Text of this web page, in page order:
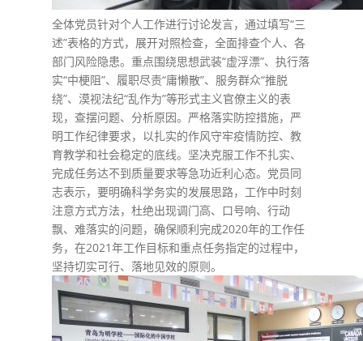
全体党员针对个人工作进行讨论发言，通过填写“三
述”表格的方式，展开对照检查，全面排查个人、各
部门风险隐患。重点围绕思想武装“虚浮漂”、执行落
实“中梗阻”、履职尽责“庸懒散”、服务群众“推脱
绕”、漠视法纪“乱作为”等形式主义官僚主义的表
现，查摆问题、分析原因。严格落实防控措施，严
明工作纪律要求，以扎实的作风守牢疫情防控、教
育教学和社会稳定的底线。坚决克服工作不扎实、
完成任务达不到质量要求等急功近利心态。党员同
志表示，要明确科学务实的发展思路，工作中时刻
注意方式方法，杜绝出现调门高、口号响、行动
飘、难落实的问题，确保顺利完成2020年的工作任
务，在2021年工作目标和重点任务指定的过程中，
坚持切实可行、落地见效的原则。